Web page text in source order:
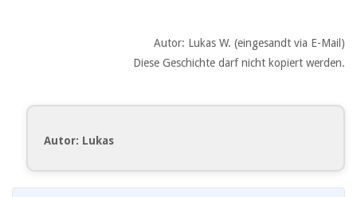
Autor: Lukas W. (eingesandt via E-Mail)
Diese Geschichte darf nicht kopiert werden.
Autor: Lukas